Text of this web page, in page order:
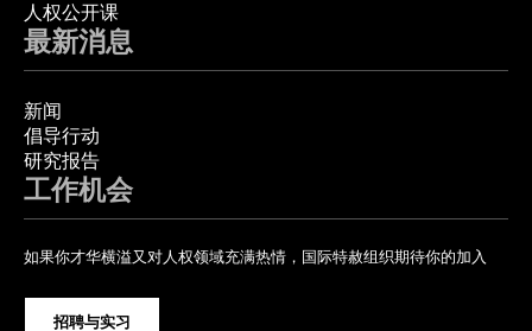
人权公开课
最新消息
新闻
倡导行动
研究报告
工作机会
如果你才华横溢又对人权领域充满热情，国际特赦组织期待你的加入
招聘与实习